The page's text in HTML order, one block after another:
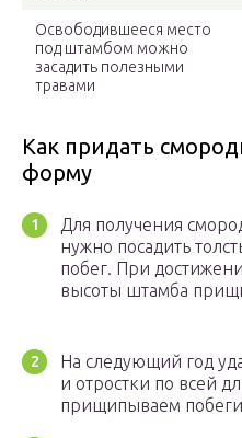
Освободившееся место
под штамбом можно
засадить полезными
травами
Как придать
форму
Для получения
нужно посадить
побег. При
высоты штамба
На следующий год
и отростки по всей
прищипываем